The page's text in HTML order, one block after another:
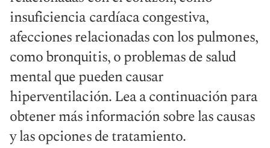
insuficiencia cardíaca congestiva,
afecciones relacionadas con los pulmones,
como bronquitis, o problemas de salud
mental que pueden causar
hiperventilación. Lea a continuación para
obtener más información sobre las causas
y las opciones de tratamiento.